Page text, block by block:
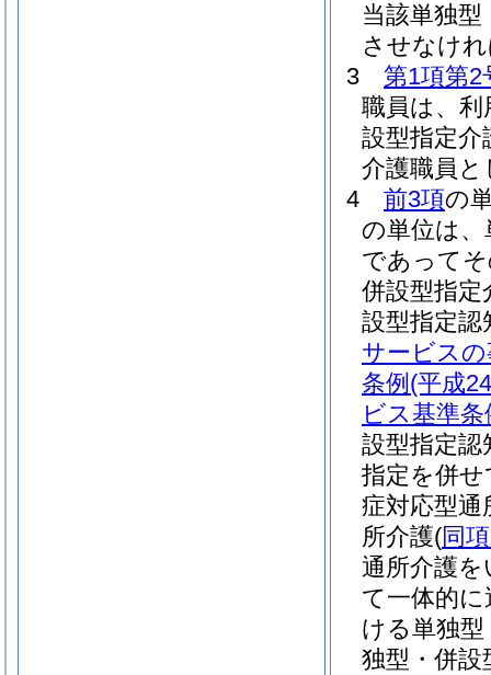
当該単独
させなけ
3
第1項第2
職員は、
設型指定介
介護職員
4
前3項の
の単位は、
であって
併設型指定
設型指定認
サービス
条例 (平成
ビス基準
設型指定認
指定を併せ
症対応型通
所介護(同
通所介護
て一体的
ける単独
独型・併設